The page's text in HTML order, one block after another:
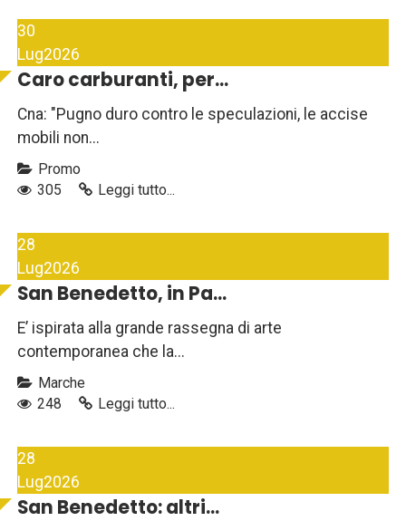
30
Lug2026
Caro carburanti, per...
Cna: "Pugno duro contro le speculazioni, le accise
mobili non...
Promo
305
Leggi tutto...
28
Lug2026
San Benedetto, in Pa...
E’ ispirata alla grande rassegna di arte
contemporanea che la...
Marche
248
Leggi tutto...
28
Lug2026
San Benedetto: altri...